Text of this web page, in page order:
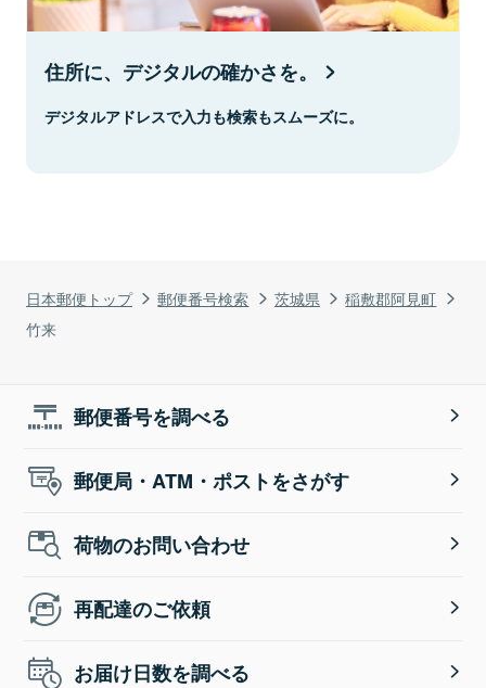
日本郵便トップ 郵便番号検索 茨城県
稲敷郡阿見町
竹来
住所に、デジタルの確かさを。
デジタルアドレスで入力も検索もスムーズに。
郵便番号を調べる
郵便局・ATM・ポストをさがす
荷物のお問い合わせ
再配達のご依頼
お届け日数を調べる